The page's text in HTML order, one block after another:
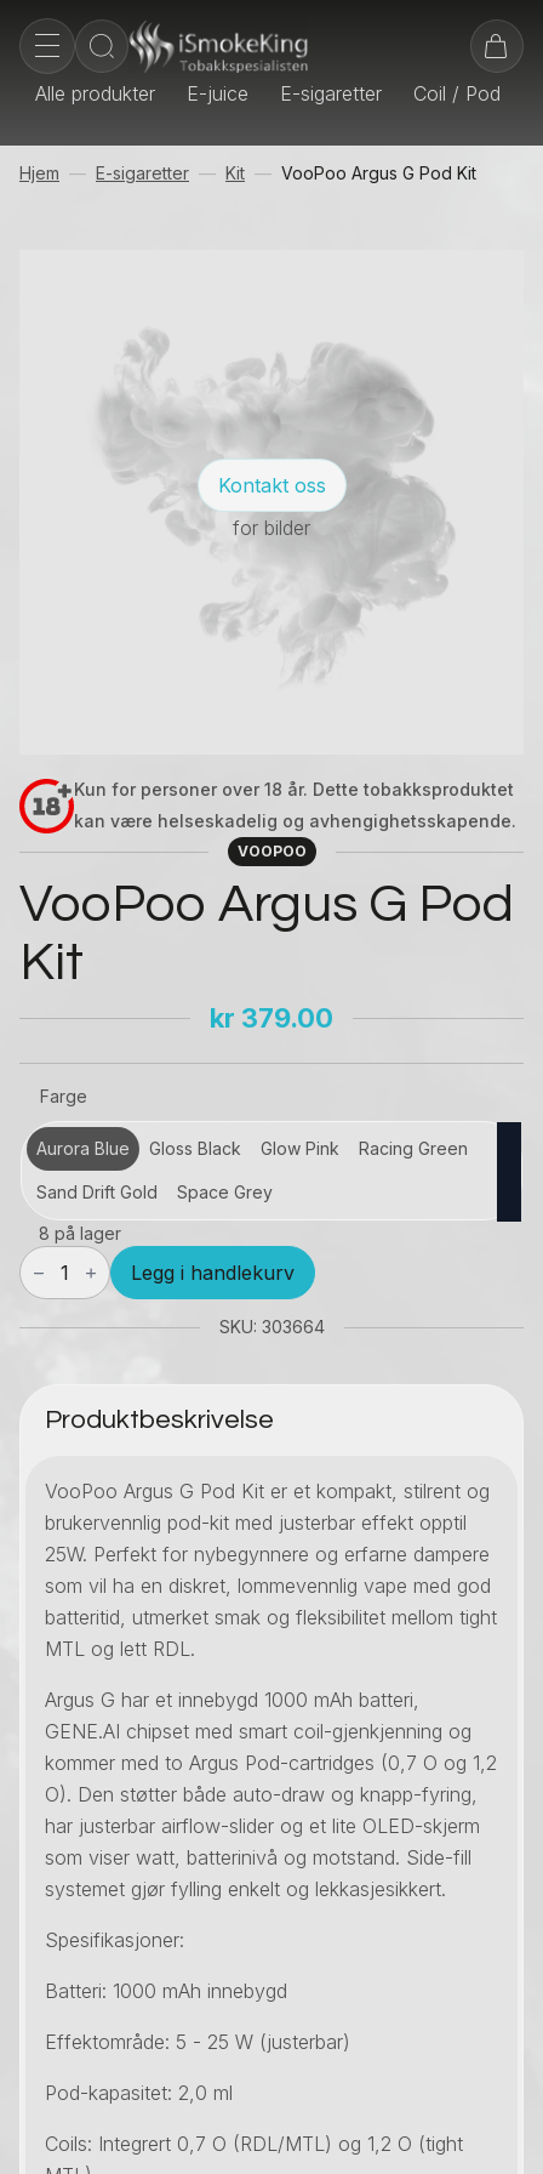
Alle produkter E-juice E-sigaretter Coil / Pod
Hjem E-sigaretter Kit VooPoo Argus G Pod Kit
Kontakt oss
for bilder
Kun for personer over 18 år. Dette tobakksproduktet
kan være helseskadelig og avhengighetsskapende.
VOOPOO
VooPoo Argus G Pod
Kit
kr 379.00
Farge
Aurora Blue Gloss Black Glow Pink Racing Green
Sand Drift Gold
Space Grey
8 på lager
VooPoo
Argus
G
Pod
Legg i handlekurv
SKU: 303664
Produktbeskrivelse
VooPoo Argus G Pod Kit er et kompakt, stilrent og
brukervennlig pod-kit med justerbar effekt opptil
25W. Perfekt for nybegynnere og erfarne dampere
som vil ha en diskret, lommevennlig vape med god
batteritid, utmerket smak og fleksibilitet mellom tight
MTL og lett RDL.
Argus G har et innebygd 1000 mAh batteri,
GENE.AI chipset med smart coil-gjenkjenning og
kommer med to Argus Pod-cartridges (0,7 O og 1,2
O). Den støtter både auto-draw og knapp-fyring,
har justerbar airflow-slider og et lite OLED-skjerm
som viser watt, batterinivå og motstand. Side-fill
systemet gjør fylling enkelt og lekkasjesikkert.
Spesifikasjoner:
Batteri: 1000 mAh innebygd
Effektområde: 5 - 25 W (justerbar)
Pod-kapasitet: 2,0 ml
Coils: Integrert 0,7 O (RDL/MTL) og 1,2 O (tight